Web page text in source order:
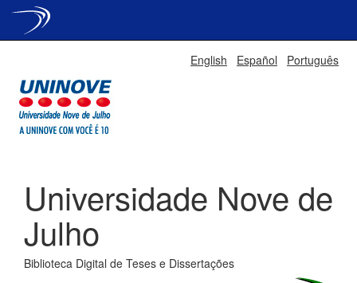
English Español Português
Universidade Nove de
Julho
Biblioteca Digital de Teses e Dissertações